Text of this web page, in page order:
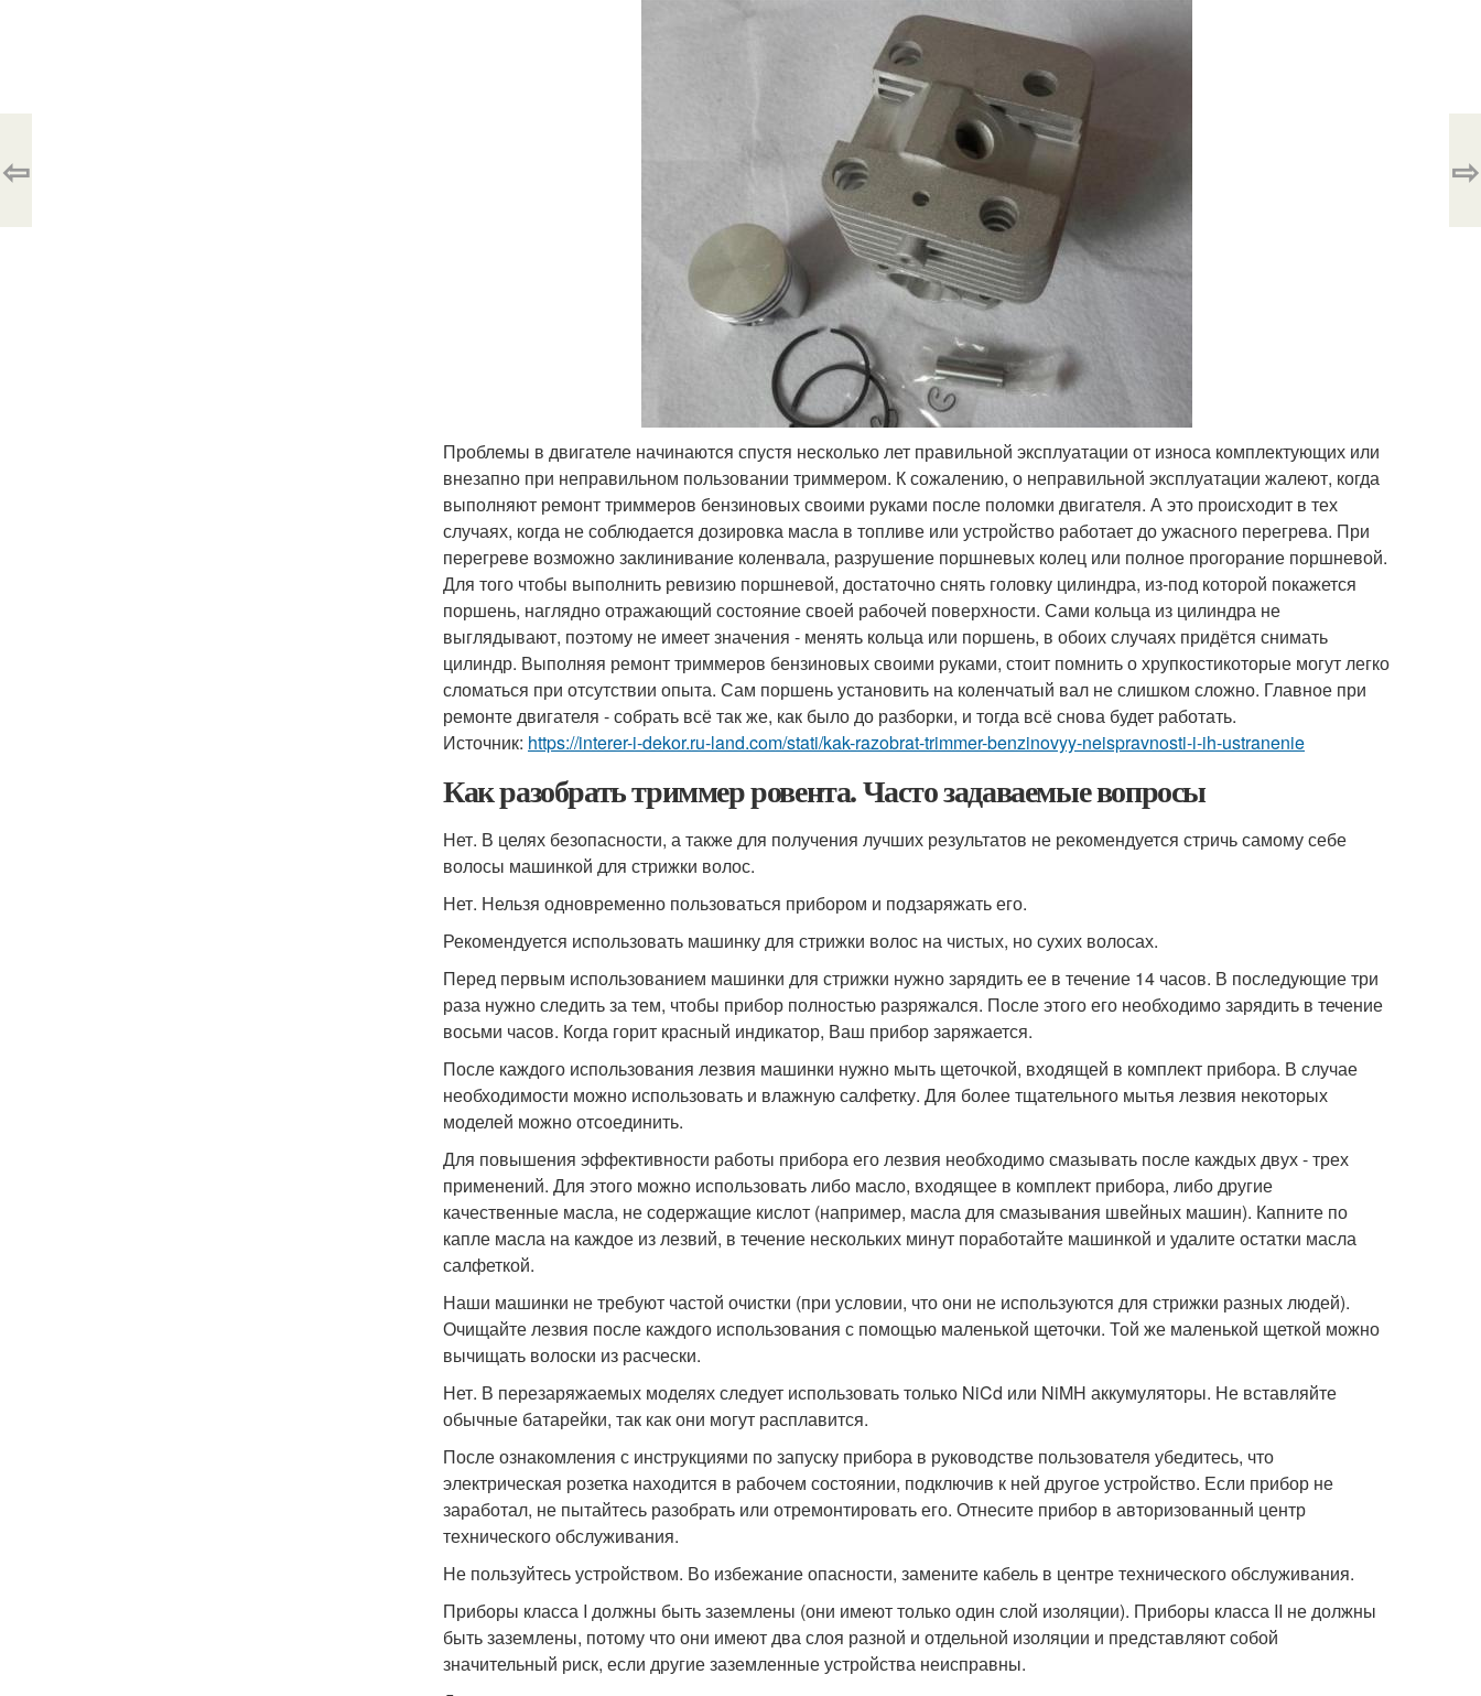
Проблемы в двигателе начинаются спустя несколько лет правильной эксплуатации от износа комплектующих или
внезапно при неправильном пользовании триммером. К сожалению, о неправильной эксплуатации жалеют, когда
выполняют ремонт триммеров бензиновых своими руками после поломки двигателя. А это происходит в тех
случаях, когда не соблюдается дозировка масла в топливе или устройство работает до ужасного перегрева. При
перегреве возможно заклинивание коленвала, разрушение поршневых колец или полное прогорание поршневой.
Для того чтобы выполнить ревизию поршневой, достаточно снять головку цилиндра, из-под которой покажется
поршень, наглядно отражающий состояние своей рабочей поверхности. Сами кольца из цилиндра не
выглядывают, поэтому не имеет значения - менять кольца или поршень, в обоих случаях придётся снимать
цилиндр. Выполняя ремонт триммеров бензиновых своими руками, стоит помнить о хрупкостикоторые могут легко
сломаться при отсутствии опыта. Сам поршень установить на коленчатый вал не слишком сложно. Главное при
ремонте двигателя - собрать всё так же, как было до разборки, и тогда всё снова будет работать.
Источник: https://interer-i-dekor.ru-land.com/stati/kak-razobrat-trimmer-benzinovyy-neispravnosti-i-ih-ustranenie
Как разобрать триммер ровента. Часто задаваемые вопросы
Нет. В целях безопасности, а также для получения лучших результатов не рекомендуется стричь самому себе
волосы машинкой для стрижки волос.
Нет. Нельзя одновременно пользоваться прибором и подзаряжать его.
Рекомендуется использовать машинку для стрижки волос на чистых, но сухих волосах.
Перед первым использованием машинки для стрижки нужно зарядить ее в течение 14 часов. В последующие три
раза нужно следить за тем, чтобы прибор полностью разряжался. После этого его необходимо зарядить в течение
восьми часов. Когда горит красный индикатор, Ваш прибор заряжается.
После каждого использования лезвия машинки нужно мыть щеточкой, входящей в комплект прибора. В случае
необходимости можно использовать и влажную салфетку. Для более тщательного мытья лезвия некоторых
моделей можно отсоединить.
Для повышения эффективности работы прибора его лезвия необходимо смазывать после каждых двух - трех
применений. Для этого можно использовать либо масло, входящее в комплект прибора, либо другие
качественные масла, не содержащие кислот (например, масла для смазывания швейных машин). Капните по
капле масла на каждое из лезвий, в течение нескольких минут поработайте машинкой и удалите остатки масла
салфеткой.
Наши машинки не требуют частой очистки (при условии, что они не используются для стрижки разных людей).
Очищайте лезвия после каждого использования с помощью маленькой щеточки. Той же маленькой щеткой можно
вычищать волоски из расчески.
Нет. В перезаряжаемых моделях следует использовать только NiCd или NiMH аккумуляторы. Не вставляйте
обычные батарейки, так как они могут расплавится.
После ознакомления с инструкциями по запуску прибора в руководстве пользователя убедитесь, что
электрическая розетка находится в рабочем состоянии, подключив к ней другое устройство. Если прибор не
заработал, не пытайтесь разобрать или отремонтировать его. Отнесите прибор в авторизованный центр
технического обслуживания.
Не пользуйтесь устройством. Во избежание опасности, замените кабель в центре технического обслуживания.
Приборы класса I должны быть заземлены (они имеют только один слой изоляции). Приборы класса II не должны
быть заземлены, потому что они имеют два слоя разной и отдельной изоляции и представляют собой
значительный риск, если другие заземленные устройства неисправны.
⇦ ⇨